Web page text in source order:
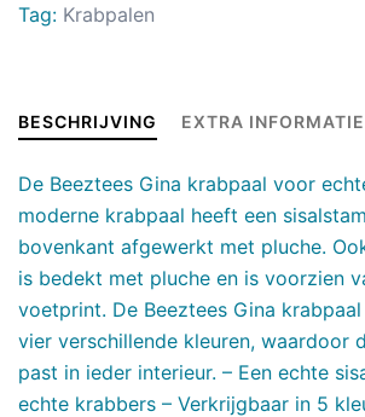
Tag: Krabpalen
BESCHRIJVING EXTRA INFORMATIE
De Beeztees Gina krabpaal voor
moderne krabpaal heeft een
bovenkant afgewerkt met pluche.
is bedekt met pluche en is voorzien
voetprint. De Beeztees Gina
vier verschillende kleuren, waardoor
past in ieder interieur. – Een echte
echte krabbers – Verkrijgbaar in 5